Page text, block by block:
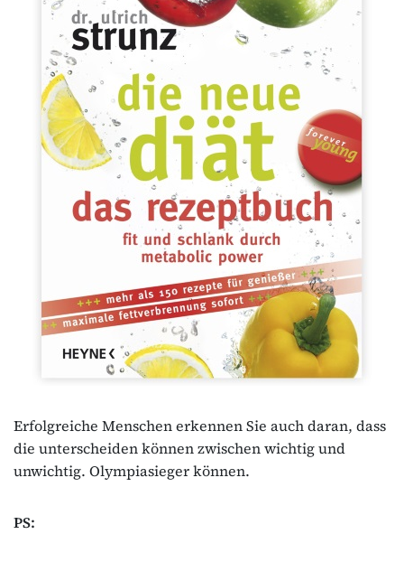
Erfolgreiche Menschen erkennen Sie auch daran, dass
die unterscheiden können zwischen wichtig und
unwichtig. Olympiasieger können.
PS: